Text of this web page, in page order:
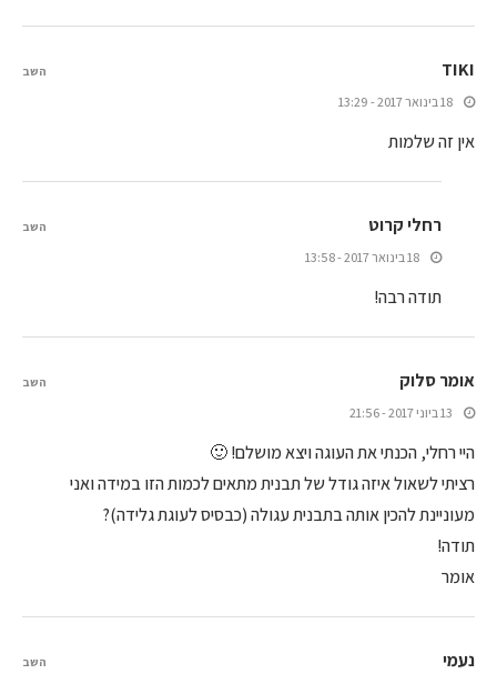
TIKI
18 בינואר 2017 - 13:29
אין זה שלמות
השב
רחלי קרוט
18 בינואר 2017 - 13:58
תודה רבה!
השב
אומר סלוק
13 ביוני 2017 - 21:56
היי רחלי, הכנתי את העוגה ויצא מושלם! 🙂
רציתי לשאול איזה גודל של תבנית מתאים לכמות הזו במידה ואני
מעוניינת להכין אותה בתבנית עגולה (כבסיס לעוגת גלידה)?
תודה!
אומר
השב
נעמי השב